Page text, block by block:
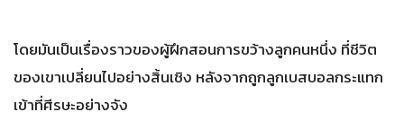
โดยมันเป็นเรื่องราวของผู้ฝึกสอนการขว้างลูกคนหนึ่ง ที่ชีวิต
ของเขาเปลี่ยนไปอย่างสิ้นเชิง หลังจากถูกลูกเบสบอลกระแทก
เข้าที่ศีรษะอย่างจัง